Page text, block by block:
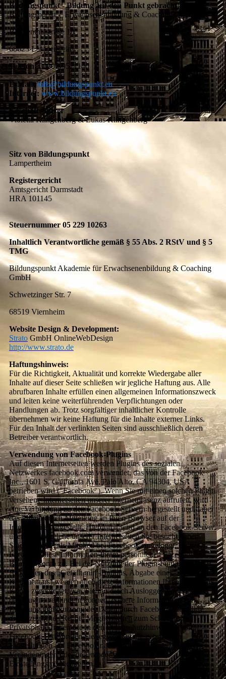
Bildungspunkt - Bildung auf den Punkt gebracht!
Bildungspunkt - Erwachsenenbildung & Coaching GmbH
Blumenthalstraße 10
68623 Lampertheim
Telefon:06206-9521140
E-Mail: info@bildungspunkt.eu
Internet: www.bildungspunkt.eu
Geschäftsführer
Violetta Klingenberg & Lukas Klingenberg
Sitz von Bildungspunkt
Lampertheim
Registergericht
Amtsgericht Darmstadt
HRA 101145
Steuernummer 05 229 10263
Inhaltlich Verantwortliche gemäß § 55 Abs. 2 RStV und § 5
TMG
Bildungspunkt Akademie für Erwachsenenbildung & Coaching
GmbH
Schwetzinger Str. 7
68519 Viernheim
Website Design & Development:
StratoGmbH OnlineWebDesign
http://www.strato.de
Haftungshinweis:
Für die Richtigkeit, Aktualität und korrekte Wiedergabe aller
Inhalte auf dieser Seite schließen wir jegliche Haftung aus. Alle
abrufbaren Inhalte erfüllen einen allgemeinen Informationszweck
und leiten keine weiterführenden Verpflichtungen oder
Handlungen ab. Trotz sorgfältiger inhaltlicher Kontrolle
übernehmen wir keine Haftung für die Inhalte externer Links.
Für den Inhalt der verlinkten Seiten sind ausschließlich deren
Betreiber verantwortlich.
Verwendung von Facebook-Plugins
Auf diesen Internetseiten werden Plugins des sozialen
Netzwerkes facebook.com verwendet, das von der Facebook
Inc., 1601 S. California Ave, Palo Alto, CA 94304, USA
betrieben wird ("Facebook"). Wenn Sie mit einen solchen Plugin
versehene Internetseiten unserer Internetpräsenz aufrufen, wird
eine Verbindung zu den Facebook-Servern hergestellt und dabei
das Plugin durch Mitteilung an Ihren Browser auf der
Internetseite dargestellt. Hierdurch wird an den Facebook-Server
übermittelt, welche unserer Internetseiten Sie besucht haben.
Sind Sie dabei als Mitglied bei Facebook eingeloggt, ordnet
Facebook diese Information Ihrem persönlichen Facebook-
Benutzerkonto zu. Bei der Nutzung der Plugin-Funktionen (z.B.
Anklicken des „Gefällt mir“-Buttons, Abgabe eines
Kommentars) werden auch diese Informationen Ihrem Facebook-
Konto zugeordnet, was Sie nur durch Ausloggen vor Nutzung
des Plugins verhindern können. Nähere Informationen zur
Erhebung und Nutzung der Daten durch Facebook, über Ihre
diesbezüglichen Rechte Möglichkeiten zum Schutz Ihrer
Privatsphäre finden Sie in den Datenschutzhinweisen von
Facebook. Bitte prüfen Sie regelmäßig die getroffenen
Einstellungen auf Facebook nach ggf. vorgenommenen
Veränderungen oder neuen oder geänderten
Einstellungsmöglichkeiten.